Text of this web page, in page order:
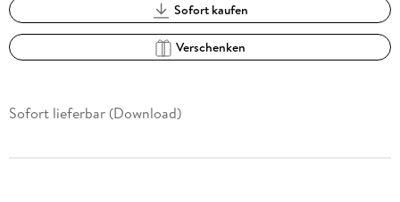
Sofort kaufen
Verschenken
Sofort lieferbar (Download)